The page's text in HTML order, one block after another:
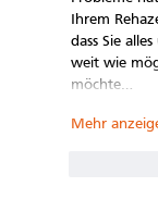
Ihrem
dass Sie
weit wie
möchte…
Mehr